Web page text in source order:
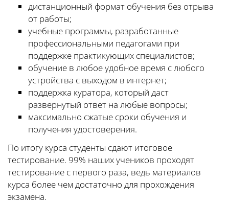
дистанционный формат обучения без отрыва
от работы;
учебные программы, разработанные
профессиональными педагогами при
поддержке практикующих специалистов;
обучение в любое удобное время с любого
устройства с выходом в интернет;
поддержка куратора, который даст
развернутый ответ на любые вопросы;
максимально сжатые сроки обучения и
получения удостоверения.
По итогу курса студенты сдают итоговое
тестирование. 99% наших учеников проходят
тестирование с первого раза, ведь материалов
курса более чем достаточно для прохождения
экзамена.